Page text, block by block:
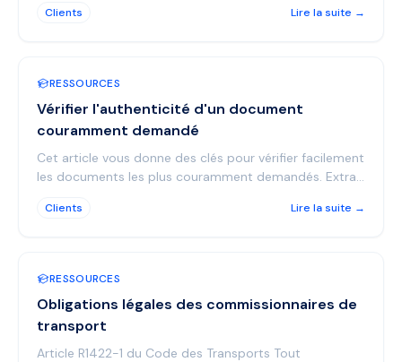
Clients Lire la suite →
RESSOURCES
Vérifier l'authenticité d'un document
couramment demandé
Cet article vous donne des clés pour vérifier facilement
les documents les plus couramment demandés. Extrait
Clients Lire la suite →
RESSOURCES
Obligations légales des commissionnaires de
transport
Article R1422-1 du Code des Transports Tout